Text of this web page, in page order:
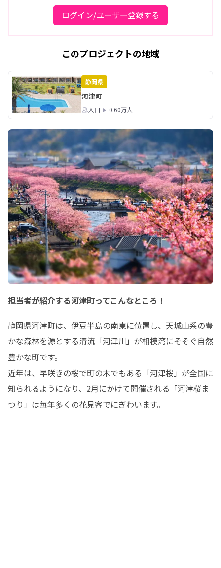
ログイン/ユーザー登録する
このプロジェクトの地域
静岡県
河津町
人口 0.60万人
担当者が紹介する河津町ってこんなところ！
静岡県河津町は、伊豆半島の南東に位置し、天城山系の豊
かな森林を源とする清流「河津川」が相模湾にそそぐ自然
豊かな町です。
近年は、早咲きの桜で町の木でもある「河津桜」が全国に
知られるようになり、2月にかけて開催される「河津桜ま
つり」は毎年多くの花見客でにぎわいます。